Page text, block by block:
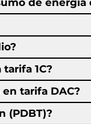
1C?
tarifa DAC?
(PDBT)?